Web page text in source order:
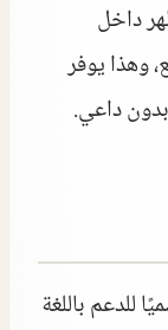
داخل
وهذا يوفر
داعي.
للدعم باللغة